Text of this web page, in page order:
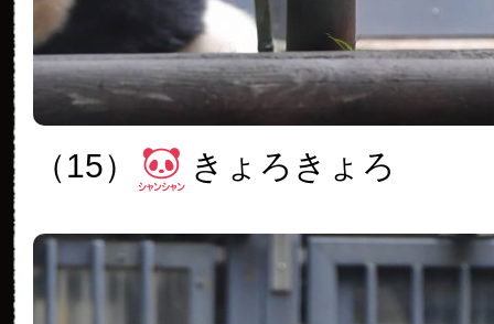
（15） きょろきょろ